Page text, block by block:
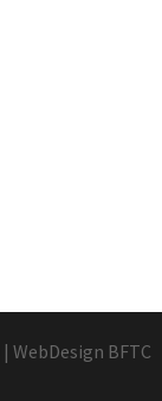
| WebDesign BFTC